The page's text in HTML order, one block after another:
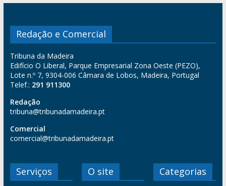
Redação e Comercial
Tribuna da Madeira
Edifício O Liberal, Parque Empresarial Zona Oeste (PEZO),
Lote n.º 7, 9304-006 Câmara de Lobos, Madeira, Portugal
Telef.: 291 911300
Redação
tribuna@tribunadamadeira.pt
Comercial
comercial@tribunadamadeira.pt
Serviços O site Categorias